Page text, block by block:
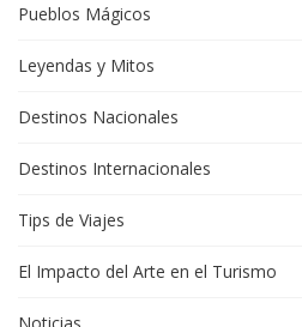
Pueblos Mágicos
Leyendas y Mitos
Destinos Nacionales
Destinos Internacionales
Tips de Viajes
El Impacto del Arte en el Turismo
Noticias